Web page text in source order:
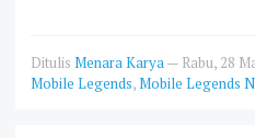
Ditulis Menara Karya— Rabu, 28
Mobile Legends,Mobile Legends